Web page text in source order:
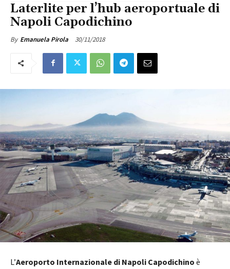
Laterlite per l’hub aeroportuale di
Napoli Capodichino
By Emanuela Pirola 30/11/2018
L’Aeroporto Internazionale di Napoli Capodichino è